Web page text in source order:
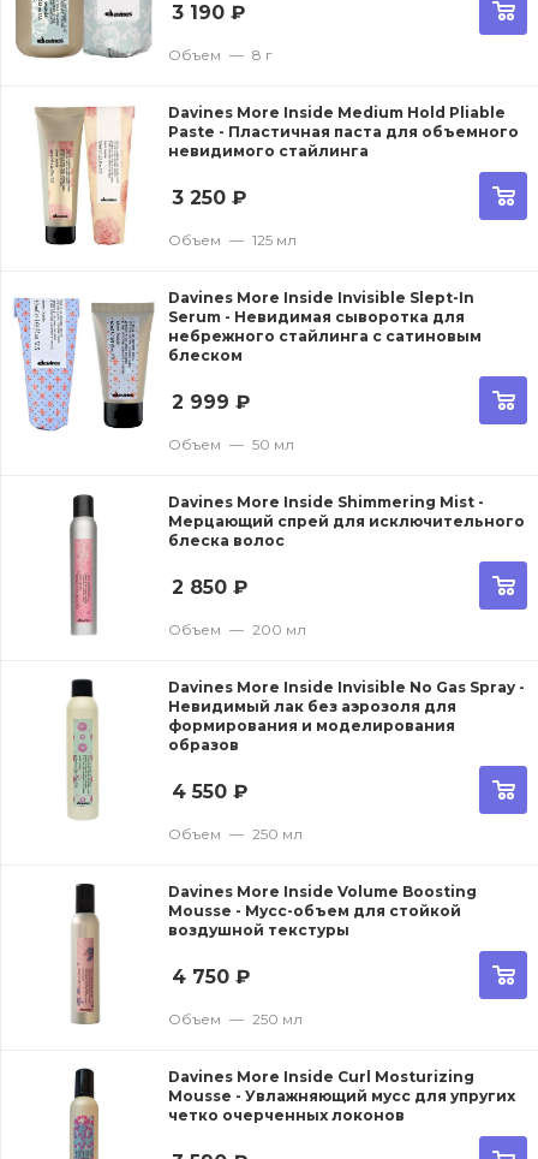
3 190 ₽
Объем — 8 г
Davines More Inside Medium Hold Pliable
Paste - Пластичная паста для объемного
невидимого стайлинга
3 250 ₽
Объем — 125 мл
Davines More Inside Invisible Slept-In
Serum - Невидимая сыворотка для
небрежного стайлинга с сатиновым
блеском
2 999 ₽
Объем — 50 мл
Davines More Inside Shimmering Mist -
Мерцающий спрей для исключительного
блеска волос
2 850 ₽
Объем — 200 мл
Davines More Inside Invisible No Gas Spray -
Невидимый лак без аэрозоля для
формирования и моделирования
образов
4 550 ₽
Объем — 250 мл
Davines More Inside Volume Boosting
Mousse - Мусс-объем для стойкой
воздушной текстуры
4 750 ₽
Объем — 250 мл
Davines More Inside Curl Mosturizing
Mousse - Увлажняющий мусс для упругих
четко очерченных локонов